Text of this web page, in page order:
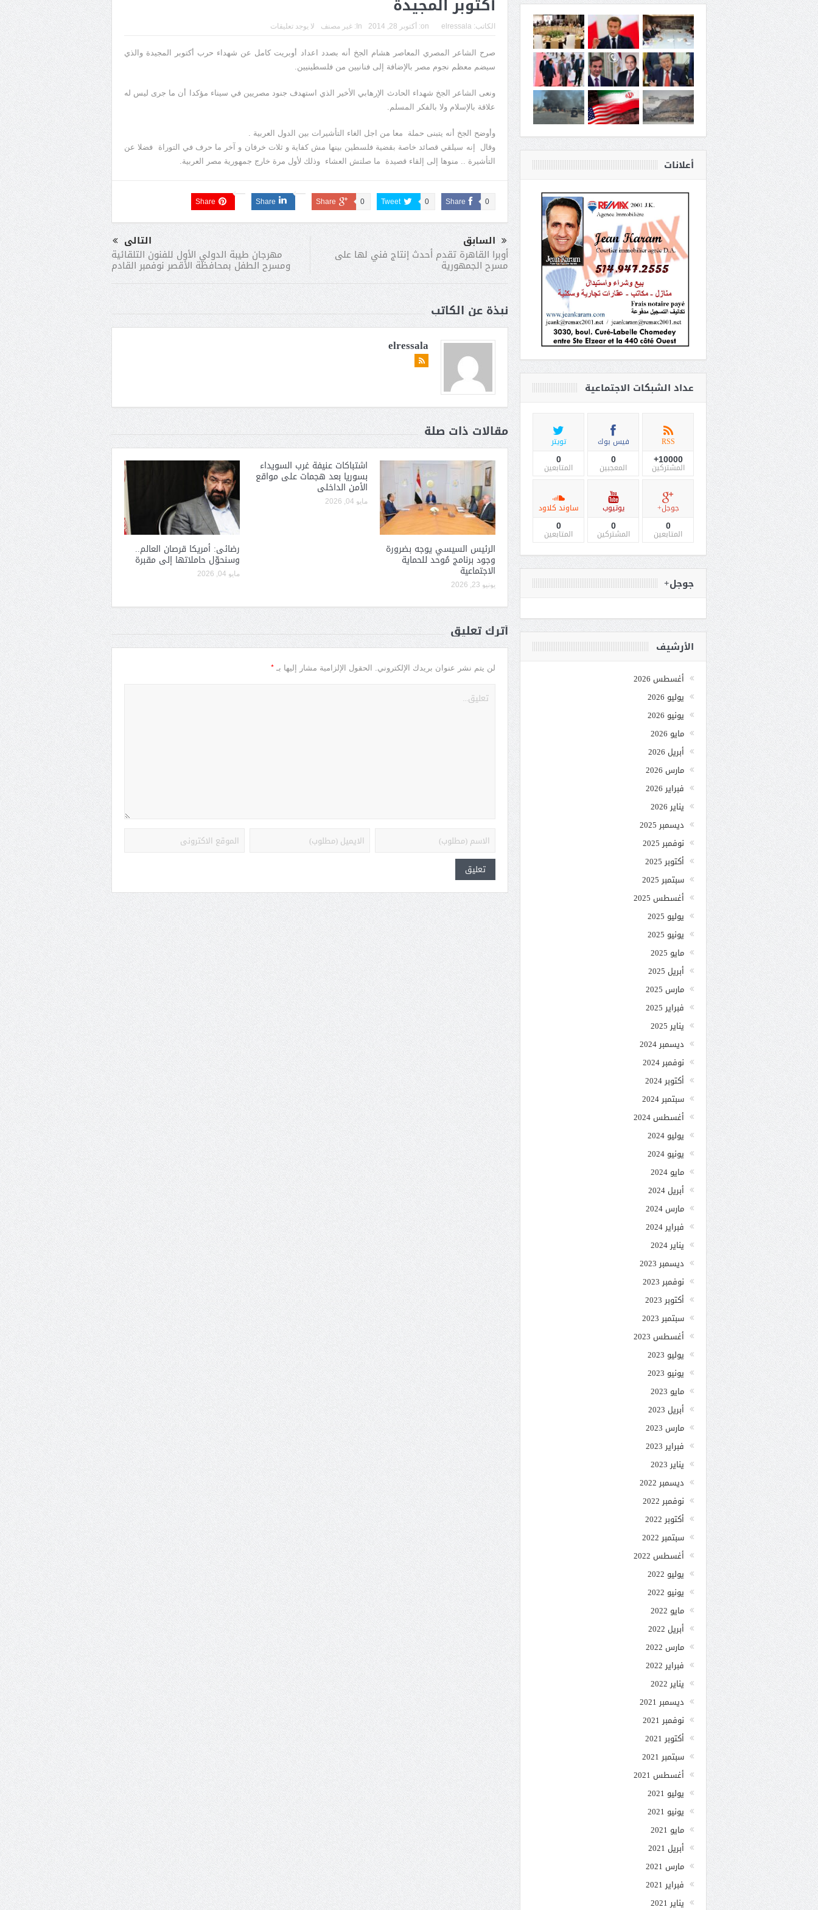
الكاتب: elressala
on: أكتوبر 28, 2014 In: غير مصنف لا يوجد تعليقات
صرح الشاعر المصري المعاصر هشام الجخ أنه بصدد اعداد أوبريت كامل عن شهداء حرب أكتوبر المجيدة والذي
سيضم معظم نجوم مصر بالإضافة إلى فنانيين من فلسطينيين.
ونعى الشاعر الجخ شهداء الحادث الإرهابي الأخير الذي استهدف جنود مصريين في سيناء مؤكدا أن ما جرى ليس له
علاقة بالإسلام ولا بالفكر المسلم.
وأوضح الجخ أنه يتبنى حملة معا من اجل الغاء التأشيرات بين الدول العربية .
وقال إنه سيلقي قصائد خاصة بقضية فلسطين بينها مش كفاية و ثلات خرفان و آخر ما حرف في التوراة فضلا عن
التأشيرة .. منوها إلى إلقاء قصيدة ما صلتش العشاء وذلك لأول مرة خارج جمهورية مصر العربية.
Share 0
Tweet 0
Share 0
Share
Share
السابق
أوبرا القاهرة تقدم أحدث إنتاج فني لها على
مسرح الجمهورية
التالى
مهرجان طيبة الدولي الأول للفنون التلقائية
ومسرح الطفل بمحافظة الأقصر نوفمبر القادم
نبذة عن الكاتب
elressala
مقالات ذات صلة
الرئيس السيسي يوجه بضرورة
وجود برنامج مُوحد للحماية
الاجتماعية
يونيو 23, 2026
اشتباكات عنيفة غرب السويداء
بسوريا بعد هجمات على مواقع
الأمن الداخلى
مايو 04, 2026
رضائى: أمريكا قرصان العالم..
وسنحوّل حاملاتها إلى مقبرة
مايو 04, 2026
أترك تعليق
لن يتم نشر عنوان بريدك الإلكتروني. الحقول الإلزامية مشار إليها بـ *
أعلانات
عداد الشبكات الاجتماعية
RSS
10000+
المشتركين
فيس بوك
0
المعجبين
تويتر
0
المتابعين
جوجل+
0
المتابعين
يوتيوب
0
المشتركين
ساوند كلاود
0
المتابعين
جوجل+
الأرشيف
أغسطس 2026
يوليو 2026
يونيو 2026
مايو 2026
أبريل 2026
مارس 2026
فبراير 2026
يناير 2026
ديسمبر 2025
نوفمبر 2025
أكتوبر 2025
سبتمبر 2025
أغسطس 2025
يوليو 2025
يونيو 2025
مايو 2025
أبريل 2025
مارس 2025
فبراير 2025
يناير 2025
ديسمبر 2024
نوفمبر 2024
أكتوبر 2024
سبتمبر 2024
أغسطس 2024
يوليو 2024
يونيو 2024
مايو 2024
أبريل 2024
مارس 2024
فبراير 2024
يناير 2024
ديسمبر 2023
نوفمبر 2023
أكتوبر 2023
سبتمبر 2023
أغسطس 2023
يوليو 2023
يونيو 2023
مايو 2023
أبريل 2023
مارس 2023
فبراير 2023
يناير 2023
ديسمبر 2022
نوفمبر 2022
أكتوبر 2022
سبتمبر 2022
أغسطس 2022
يوليو 2022
يونيو 2022
مايو 2022
أبريل 2022
مارس 2022
فبراير 2022
يناير 2022
ديسمبر 2021
نوفمبر 2021
أكتوبر 2021
سبتمبر 2021
أغسطس 2021
يوليو 2021
يونيو 2021
مايو 2021
أبريل 2021
مارس 2021
فبراير 2021
يناير 2021